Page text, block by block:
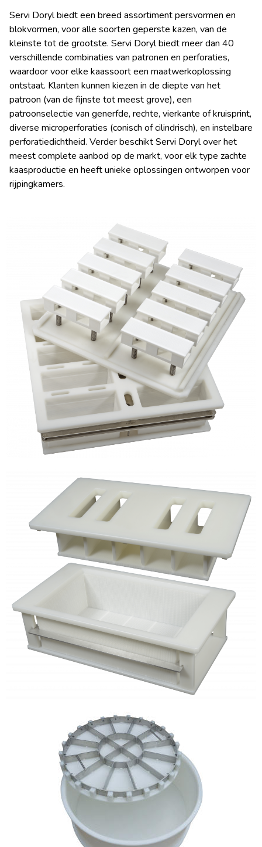
Servi Doryl biedt een breed assortiment persvormen en
blokvormen, voor alle soorten geperste kazen, van de
kleinste tot de grootste. Servi Doryl biedt meer dan 40
verschillende combinaties van patronen en perforaties,
waardoor voor elke kaassoort een maatwerkoplossing
ontstaat. Klanten kunnen kiezen in de diepte van het
patroon (van de fijnste tot meest grove), een
patroonselectie van generfde, rechte, vierkante of kruisprint,
diverse microperforaties (conisch of cilindrisch), en instelbare
perforatiedichtheid. Verder beschiktServi Doryl over het
meest complete aanbod op de markt, voor elk type zachte
kaasproductie en heeft unieke oplossingen ontworpen voor
rijpingkamers.